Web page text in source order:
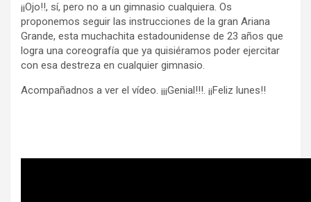
¡¡Ojo!!, sí, pero no a un gimnasio cualquiera. Os
proponemos seguir las instrucciones de la gran Ariana
Grande, esta muchachita estadounidense de 23 años que
logra una coreografía que ya quisiéramos poder ejercitar
con esa destreza en cualquier gimnasio.
Acompañadnos a ver el vídeo. ¡¡¡Genial!!!. ¡¡Feliz lunes!!